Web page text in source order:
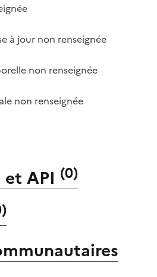
à jour non renseignée
non renseignée
non renseignée
API (0)
)